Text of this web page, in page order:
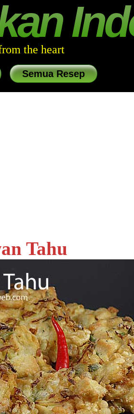
the heart
Semua Resep
Tahu